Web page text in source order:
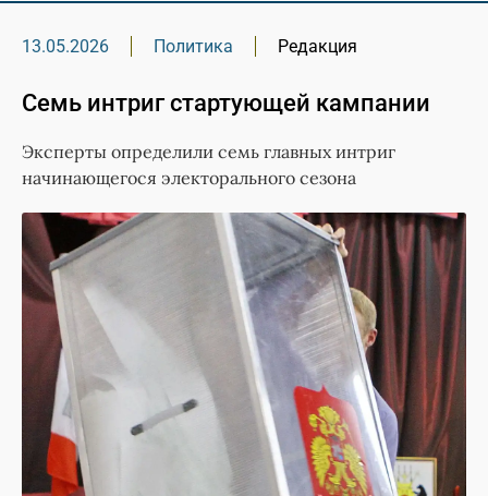
13.05.2026 Политика Редакция
Семь интриг стартующей кампании
Эксперты определили семь главных интриг
начинающегося электорального сезона